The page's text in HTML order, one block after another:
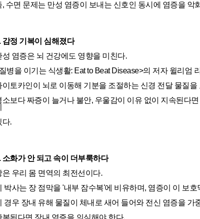
, 수면 문제는 만성 염증이 보내는 신호인 동시에 염증을 악
감정 기복이 심해졌다
성 염증은 뇌 건강에도 영향을 미친다.
병을 이기는 식생활: Eat to Beat Disease>의 저자 윌리엄
이토카인이 뇌로 이동해 기분을 조절하는 신경 전달 물질
소보다 짜증이 늘거나 불안, 우울감이 이유 없이 지속된다
다.
소화가 안 되고 속이 더부룩하다
은 우리 몸 면역의 최전선이다.
박사는 장 점막을 '내부 잠수복'에 비유하며, 염증이 이 보
경우 장내 유해 물질이 체내로 새어 들어와 전신 염증을 가
복된다면 장내 염증을 의심해야 한다.